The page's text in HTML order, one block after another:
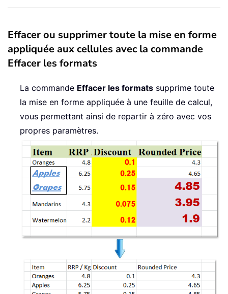
Effacer ou supprimer toute la mise en forme
appliquée aux cellules avec la commande
Effacer les formats
La commande Effacer les formats supprime toute
la mise en forme appliquée à une feuille de calcul,
vous permettant ainsi de repartir à zéro avec vos
propres paramètres.